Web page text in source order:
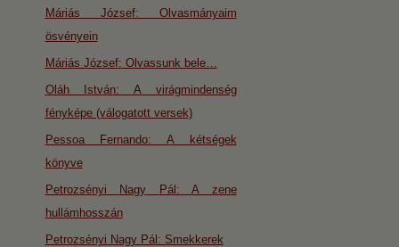
Máriás József: Olvasmányaim
ösvényein
Máriás József: Olvassunk bele…
Oláh István: A virágmindenség
fényképe (válogatott versek)
Pessoa Fernando: A kétségek
könyve
Petrozsényi Nagy Pál: A zene
hullámhosszán
Petrozsényi Nagy Pál: Smekkerek